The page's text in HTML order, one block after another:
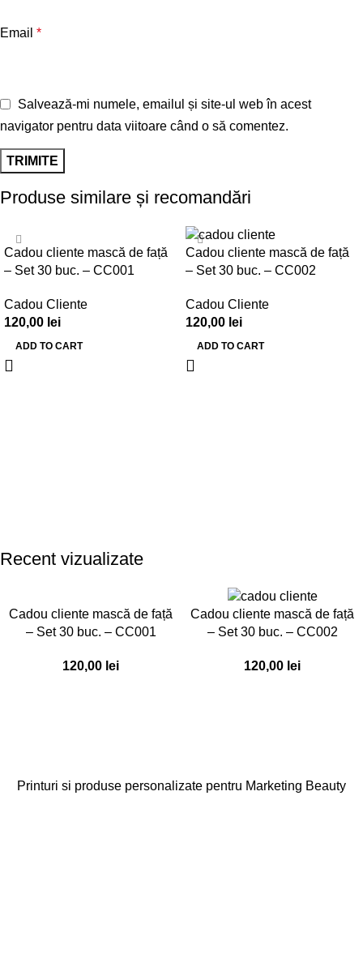
Email *
Salvează-mi numele, emailul și site-ul web în acest
navigator pentru data viitoare când o să comentez.
Produse similare și recomandări
Cadou cliente mască de față
– Set 30 buc. – CC001
Cadou Cliente
120,00 lei
ADD TO CART
Cadou cliente mască de față
– Set 30 buc. – CC002
Cadou Cliente
120,00 lei
ADD TO CART
Recent vizualizate
Cadou cliente mască de față
– Set 30 buc. – CC001
120,00 lei
Cadou cliente mască de față
– Set 30 buc. – CC002
120,00 lei
Printuri si produse personalizate pentru Marketing Beauty